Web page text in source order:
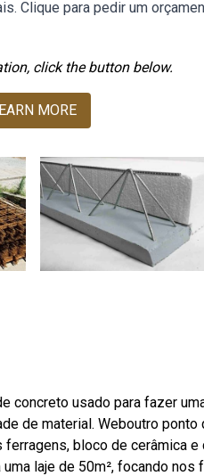
Clique para pedir um
click the button below.
MORE
concreto usado para fazer
de material. Weboutro
bloco de cerâmica
laje de 50m², focando